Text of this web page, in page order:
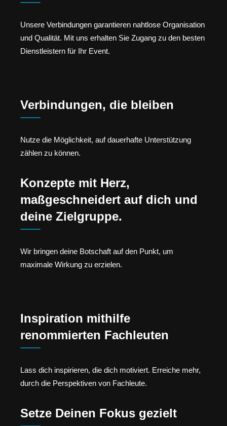
Unsere Verbindungen garantieren nahtlose Organisation
und Qualität. Mit uns erhalten Sie Zugang zu den besten
Dienstleistern für Ihr Event.
Verbindungen, die bleiben
Nutze die Möglichkeit, auf dauerhafte Unterstützung
zählen zu können.
Konzepte mit Herz,
maßgeschneidert auf dich und
deine Zielgruppe.
Wir bringen deine Botschaft auf den Punkt, um
maximale Wirkung zu erzielen.
Inspiration mithilfe
renommierten Fachleuten
Lass dich inspirieren, die dich motiviert. Erreiche mehr,
durch die Perspektiven von Fachleute.
Setze Deinen Fokus gezielt